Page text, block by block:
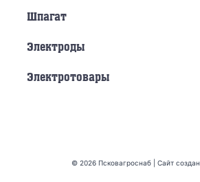
Шпагат
Электроды
Электротовары
© 2026 Псковагроснаб | Сайт создан